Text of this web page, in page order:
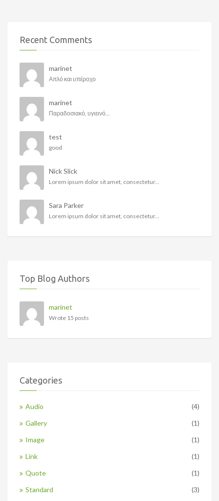
Recent Comments
marinet
Απλό και υπέροχο
marinet
Παραδοσιακό, υγιεινό...
test
good
Nick Slick
Lorem ipsum dolor sit amet, consectetur...
Sara Parker
Lorem ipsum dolor sit amet, consectetur...
Top Blog Authors
marinet
Wrote 15 posts
Categories
Audio
(4)
Gallery
(1)
Image
(1)
Link
(1)
Quote
(1)
Standard
(3)